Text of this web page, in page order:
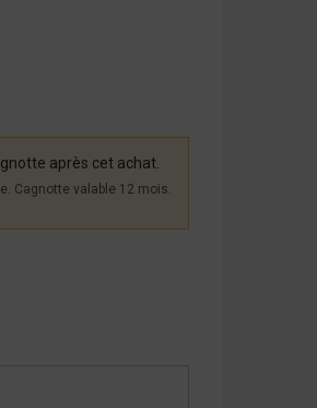
après cet achat.
Cagnotte valable 12 mois.